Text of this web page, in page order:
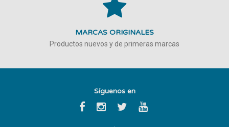
MARCAS ORIGINALES
Productos nuevos y de primeras marcas
Síguenos en